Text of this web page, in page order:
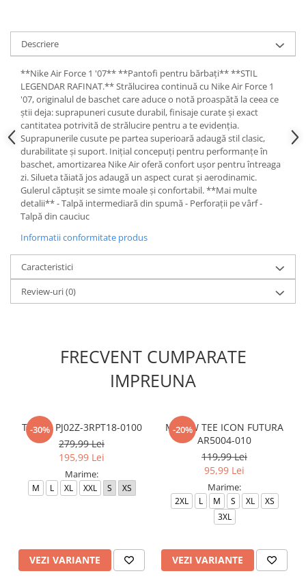
Descriere
**Nike Air Force 1 '07** **Pantofi pentru bărbați** **STIL
LEGENDAR RAFINAT.** Strălucirea continuă cu Nike Air Force 1
'07, originalul de baschet care aduce o notă proaspătă la ceea ce
știi deja: suprapuneri cusute durabil, finisaje curate și exact
cantitatea potrivită de strălucire pentru a te evidenția.
Suprapunerile cusute pe partea superioară adaugă stil clasic,
durabilitate și suport. Inițial concepuți pentru performanțe în
baschet, amortizarea Nike Air oferă confort ușor pentru întreaga
zi. Silueta tăiată jos adaugă un aspect curat și aerodinamic.
Gulerul căptușit se simte moale și confortabil. **Mai multe
detalii** - Talpă intermediară din spumă - Perforații pe vârf -
Talpă din cauciuc
Informatii conformitate produs
Caracteristici
Review-uri(0)
FRECVENT CUMPARATE
IMPREUNA
-30%
T-Shirt PJ02Z-3RPT18-0100
279,99 Lei
195,99 Lei
Marime:
M L XL XXL S XS
VEZI VARIANTE
-20%
M NSW TEE ICON FUTURA
AR5004-010
119,99 Lei
95,99 Lei
Marime:
2XL L M S XL
XS
3XL
VEZI VARIANTE